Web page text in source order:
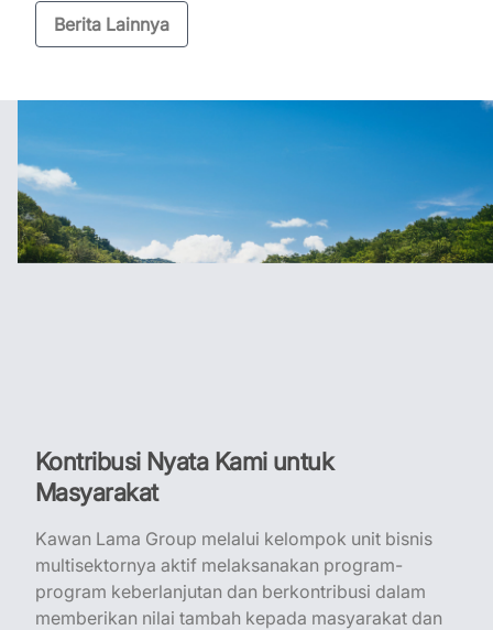
Berita Lainnya
Kontribusi Nyata Kami untuk
Masyarakat
Kawan Lama Group melalui kelompok unit bisnis
multisektornya aktif melaksanakan program-
program keberlanjutan dan berkontribusi dalam
memberikan nilai tambah kepada masyarakat dan